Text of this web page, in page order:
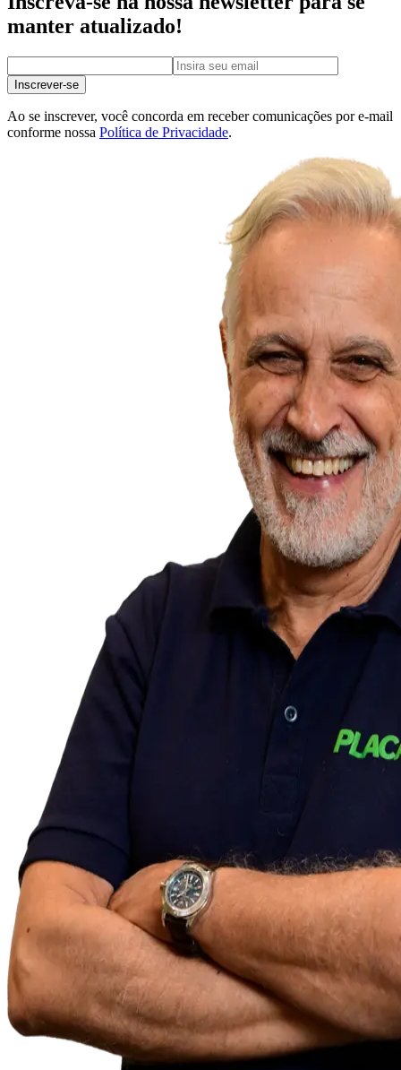
manter atualizado!
Inscrever-se
Ao se inscrever, você concorda em receber comunicações por e-mail
conforme nossa Política de Privacidade.